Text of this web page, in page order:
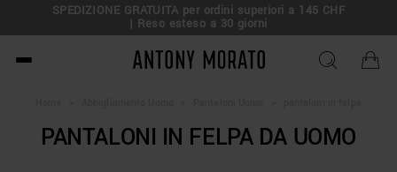
SPEDIZIONE GRATUITA per ordini superiori a 145 CHF
| Reso esteso a 30 giorni
Antony Morato - Official
PANTALONI IN FELPA DA UOMO